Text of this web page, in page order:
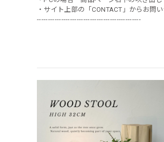
・サイト上部の「CONTACT」からお問
-----------------------------------------------